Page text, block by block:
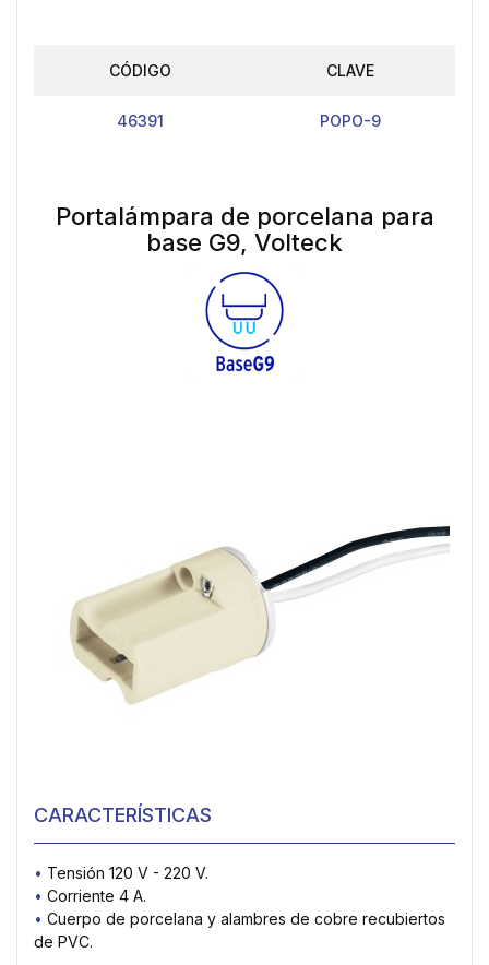
CÓDIGO CLAVE
46391 POPO-9
Portalámpara de porcelana para
base G9, Volteck
CARACTERÍSTICAS
• Tensión 120 V - 220 V.
• Corriente 4 A.
• Cuerpo de porcelana y alambres de cobre recubiertos
de PVC.